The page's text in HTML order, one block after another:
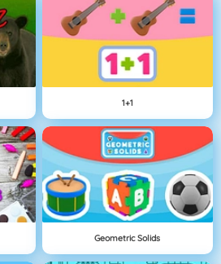
1+1
Geometric Solids